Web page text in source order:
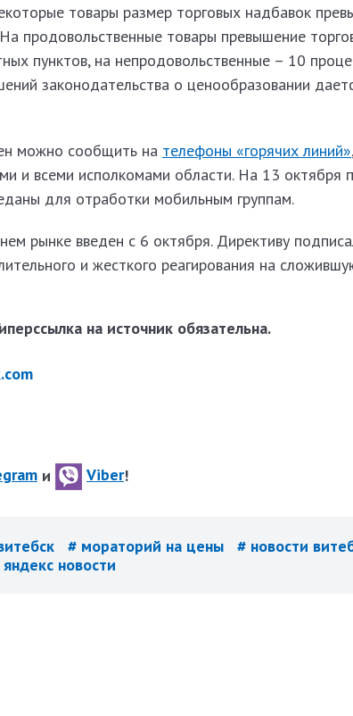
товары размер торговых надбавок
продовольственные товары превышение
пунктов, на непродовольственные – 10
законодательства о ценообразовании
можно сообщить на телефоны «горячих линий»
и всеми исполкомами области. На 13 октября
для отработки мобильным группам.
рынке введен с 6 октября. Директиву
и жесткого реагирования на
на источник обязательна.
и Viber!
# мораторий на цены # новости
новости